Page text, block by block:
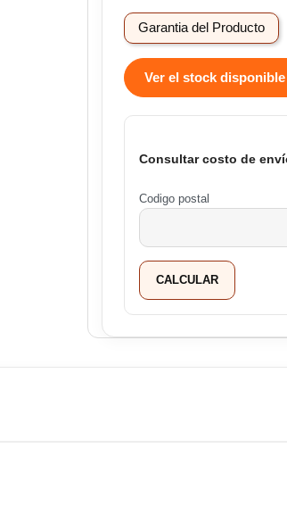
Garantia del Producto
Ver el stock
Consultar costo de
Codigo postal
CALCULAR